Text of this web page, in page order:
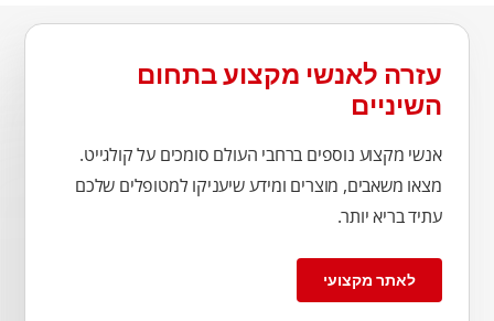
עזרה לאנשי מקצוע בתחום
השיניים
אנשי מקצוע נוספים ברחבי העולם סומכים על קולגייט.
מצאו משאבים, מוצרים ומידע שיעניקו למטופלים שלכם
עתיד בריא יותר.
לאתר מקצועי